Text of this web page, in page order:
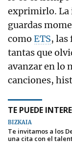
exprimirlo. La
guardas
como ETS, las
tantas que
avanzar en lo
canciones,
TE PUEDE
BIZKAIA
Te invitamos a los
una cita con el